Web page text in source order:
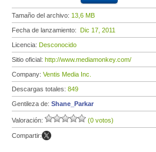
Tamaño del archivo: 13,6 MB
Fecha de lanzamiento: Dic 17, 2011
Licencia: Desconocido
Sitio oficial: http://www.mediamonkey.com/
Company: Ventis Media Inc.
Descargas totales: 849
Gentileza de: Shane_Parkar
Valoración: (0 votos)
Compartir: